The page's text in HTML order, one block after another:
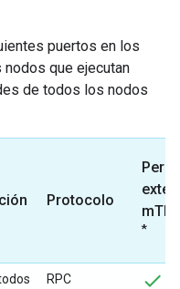
puertos en los
que ejecutan
de todos los nodos
Protocolo
mTLS
*
RPC